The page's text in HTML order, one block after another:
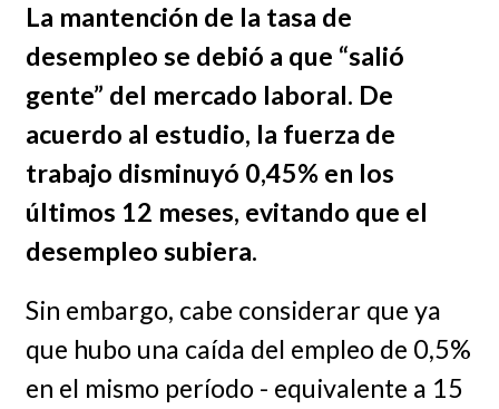
La mantención de la tasa de
desempleo se debió a que “salió
gente” del mercado laboral. De
acuerdo al estudio, la fuerza de
trabajo disminuyó 0,45% en los
últimos 12 meses, evitando que el
desempleo subiera.
Sin embargo, cabe considerar que ya
que hubo una caída del empleo de 0,5%
en el mismo período - equivalente a 15